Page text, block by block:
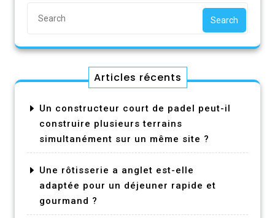
Search
Articles récents
Un constructeur court de padel peut-il
construire plusieurs terrains
simultanément sur un même site ?
Une rôtisserie a anglet est-elle
adaptée pour un déjeuner rapide et
gourmand ?